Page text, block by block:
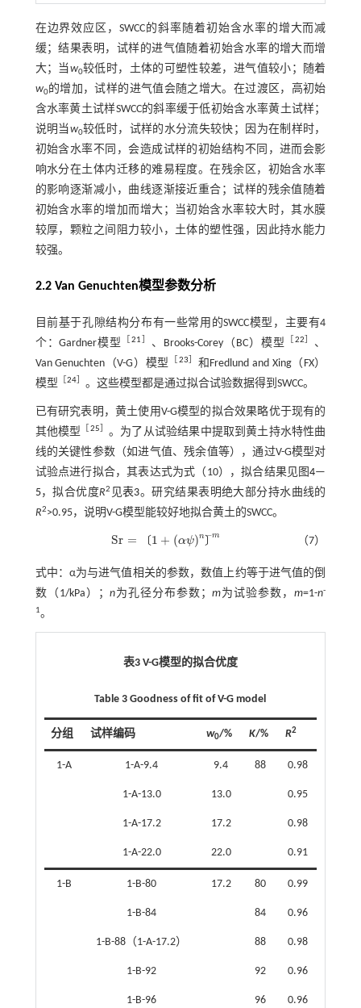
在边界效应区，SWCC的斜率随着初始含水率的增大而减
缓；结果表明，试样的进气值随着初始含水率的增大而增
大；当w0较低时，土体的可塑性较差，进气值较小；随着
w0的增加，试样的进气值会随之增大。在过渡区，高初始
含水率黄土试样SWCC的斜率缓于低初始含水率黄土试样；
说明当w0较低时，试样的水分流失较快；因为在制样时，
初始含水率不同，会造成试样的初始结构不同，进而会影
响水分在土体内迁移的难易程度。在残余区，初始含水率
的影响逐渐减小，曲线逐渐接近重合；试样的残余值随着
初始含水率的增加而增大；当初始含水率较大时，其水膜
较厚，颗粒之间阻力较小，土体的塑性强，因此持水能力
较强。
2.2 Van Genuchten模型参数分析
目前基于孔隙结构分布有一些常用的SWCC模型，主要有4
个：Gardner模型
［21］ 、Brooks-Corey（BC）模型 ［22］ 、
Van Genuchten（V-G）模型 ［23］ 和Fredlund and Xing（FX）
模型 ［24］ 。这些模型都是通过拟合试验数据得到SWCC。
已有研究表明，黄土使用V-G模型的拟合效果略优于现有的
其他模型 ［25］ 。为了从试验结果中提取到黄土持水特性曲
线的关键性参数（如进气值、残余值等），通过V-G模型对
试验点进行拟合，其表达式为式（10），拟合结果见图4—
5，拟合优度R2 见表3。研究结果表明绝大部分持水曲线的
R2>0.95，说明V-G模型能较好地拟合黄土的SWCC。
Sr = 〔 1 + (αψ)n 〕
−m
Sr= 1+ ψ) n-m （7）
式中：α为与进气值相关的参数，数值上约等于进气值的倒
数（1/kPa）； n为孔径分布参数；m为试验参数，m=1-n-
1。
表3 V-G模型的拟合优度
Table 3 Goodness of fit of V-G model
分组 试样编码 w0/% K/% R2
1-A 1-A-9.4 9.4 88 0.98
1-A-13.0 13.0 0.95
1-A-17.2 17.2 0.98
1-A-22.0 22.0 0.91
1-B 1-B-80 17.2 80 0.99
1-B-84 84 0.96
1-B-88（1-A-17.2） 88 0.98
1-B-92 92 0.96
1-B-96 96 0.96